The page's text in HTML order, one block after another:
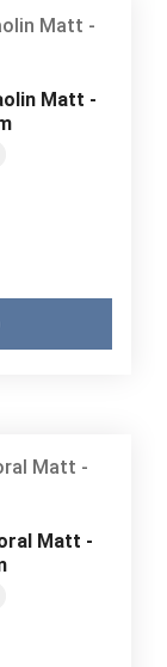
Matt -
Matt -